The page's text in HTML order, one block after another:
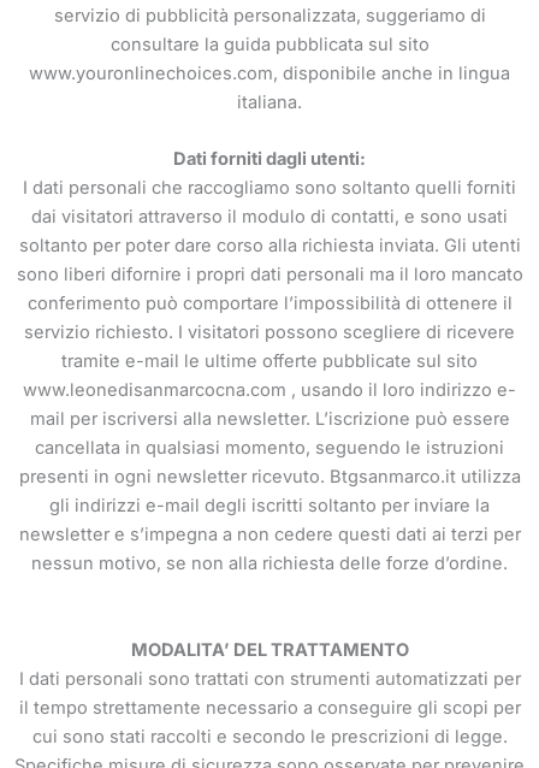
servizio di pubblicità personalizzata, suggeriamo di
consultare la guida pubblicata sul sito
www.youronlinechoices.com, disponibile anche in lingua
italiana.
Dati forniti dagli utenti:
I dati personali che raccogliamo sono soltanto quelli forniti
dai visitatori attraverso il modulo di contatti, e sono usati
soltanto per poter dare corso alla richiesta inviata. Gli utenti
sono liberi difornire i propri dati personali ma il loro mancato
conferimento può comportare l’impossibilità di ottenere il
servizio richiesto. I visitatori possono scegliere di ricevere
tramite e-mail le ultime offerte pubblicate sul sito
www.leonedisanmarcocna.com , usando il loro indirizzo e-
mail per iscriversi alla newsletter. L’iscrizione può essere
cancellata in qualsiasi momento, seguendo le istruzioni
presenti in ogni newsletter ricevuto. Btgsanmarco.it utilizza
gli indirizzi e-mail degli iscritti soltanto per inviare la
newsletter e s’impegna a non cedere questi dati ai terzi per
nessun motivo, se non alla richiesta delle forze d’ordine.
MODALITA’ DEL TRATTAMENTO
I dati personali sono trattati con strumenti automatizzati per
il tempo strettamente necessario a conseguire gli scopi per
cui sono stati raccolti e secondo le prescrizioni di legge.